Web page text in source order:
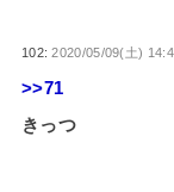
102:2020/05/09(土)
>>71
きっつ